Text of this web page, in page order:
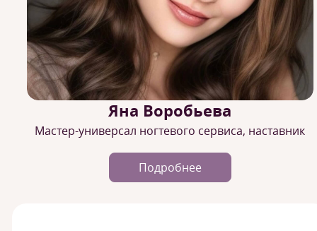
Яна Воробьева
Мастер-универсал ногтевого сервиса, наставник
Подробнее